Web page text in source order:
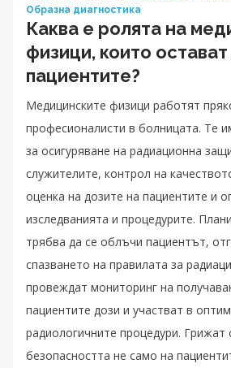
Образна диагностика
Каква е ролята на
физици, които остават
пациентите?
Медицинските физици работят
професионалисти в болницата. Те
за осигуряване на радиационна
служителите, контрол на
оценка на дозите на пациентите и
изследванията и процедурите.
трябва да се облъчи пациентът,
спазването на правилата за
провеждат мониторинг на
пациентите дози и участват в
радиологичните процедури. Грижат
безопасността не само на